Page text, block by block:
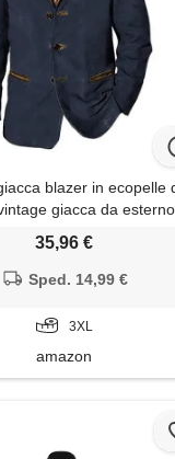
blazer in ecopelle
giacca da esterno
strato da uomo
35,96 €
Sped. 14,99 €
3XL
amazon